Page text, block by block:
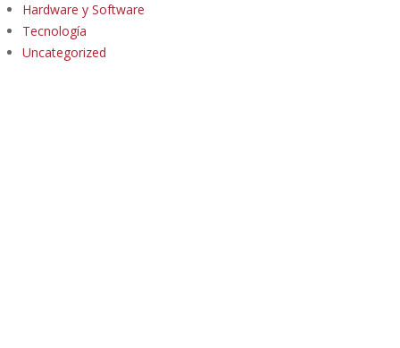
Hardware y Software
Tecnología
Uncategorized